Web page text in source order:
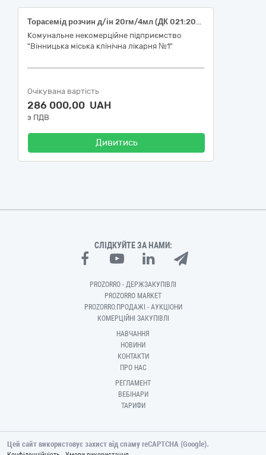
Торасемід розчин д/ін 20гм/4мл (ДК 021:2015: 33600000-6 Фармацевтична продукція)
Комунальне некомерційне підприємство
"Вінницька міська клінічна лікарня №1"
Очікувана вартість
286 000,00 UAH
з ПДВ
Дивитись
СЛІДКУЙТЕ ЗА НАМИ:
PROZORRO - ДЕРЖЗАКУПІВЛІ
PROZORRO MARKET
PROZORRO.ПРОДАЖІ - АУКЦІОНИ
КОМЕРЦІЙНІ ЗАКУПІВЛІ
НАВЧАННЯ
НОВИНИ
КОНТАКТИ
ПРО НАС
РЕГЛАМЕНТ
ВЕБІНАРИ
ТАРИФИ
Цей сайт використовує захист від спаму reCAPTCHA (Google).